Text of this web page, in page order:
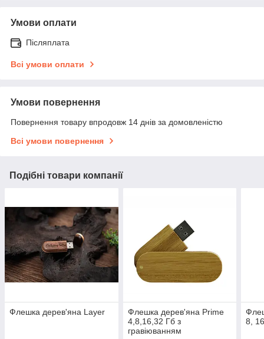
Умови оплати
Післяплата
Всі умови оплати
Умови повернення
Повернення товару впродовж 14 днів за домовленістю
Всі умови повернення
Подібні товари компанії
Флешка дерев'яна Layer
Флешка дерев'яна Prime
4,8,16,32 Гб з
гравіюванням
8,